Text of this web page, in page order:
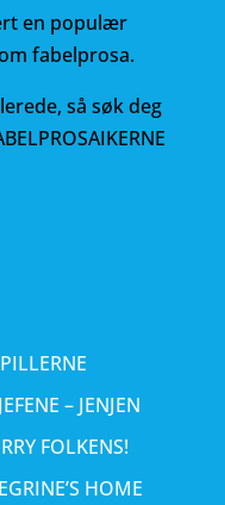
en populær
fabelprosa.
så søk deg
– JENJEN
FOLKENS!
HOME